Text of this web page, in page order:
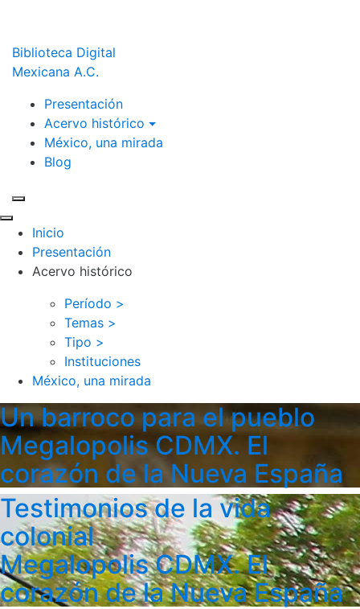
Biblioteca Digital
Mexicana A.C.
Presentación
Acervo histórico
México, una mirada
Blog
Inicio
Presentación
Acervo histórico
Período >
Temas >
Tipo >
Instituciones
México, una mirada
Un barroco para el pueblo
Megalopolis CDMX. El
corazón de la Nueva España
Testimonios de la vida
colonial
Megalopolis CDMX. El
corazón de la Nueva España